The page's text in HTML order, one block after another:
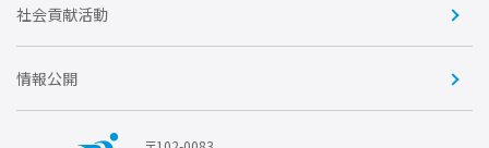
優良事業表彰
社会貢献活動
情報公開